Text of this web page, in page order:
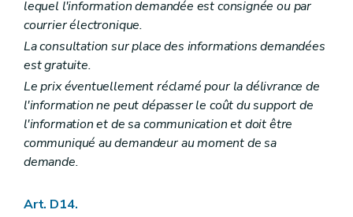
lequel l'information demandée est consignée ou par
courrier électronique.
La consultation sur place des informations demandées
est gratuite.
Le prix éventuellement réclamé pour la délivrance de
l'information ne peut dépasser le coût du support de
l'information et de sa communication et doit être
communiqué au demandeur au moment de sa
demande.
Art. D14.